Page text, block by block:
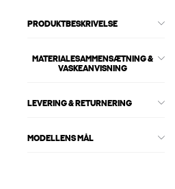
PRODUKTBESKRIVELSE
MATERIALESAMMENSÆTNING &
VASKEANVISNING
LEVERING & RETURNERING
MODELLENS MÅL